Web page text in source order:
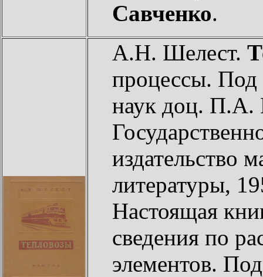
Савченко.
А.Н. Шелест.
процессы. Под
наук доц. П.А.
издательство
литературы,
Настоящая
сведения по
элементов.